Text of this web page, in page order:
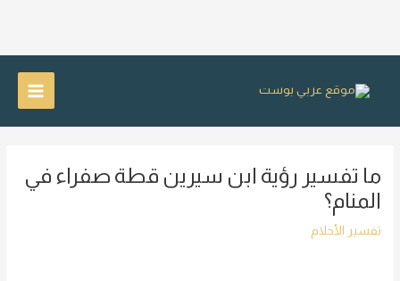
Main
ما تفسير رؤية ابن سيرين قطة صفراء في
المنام؟
تفسير الأحلام